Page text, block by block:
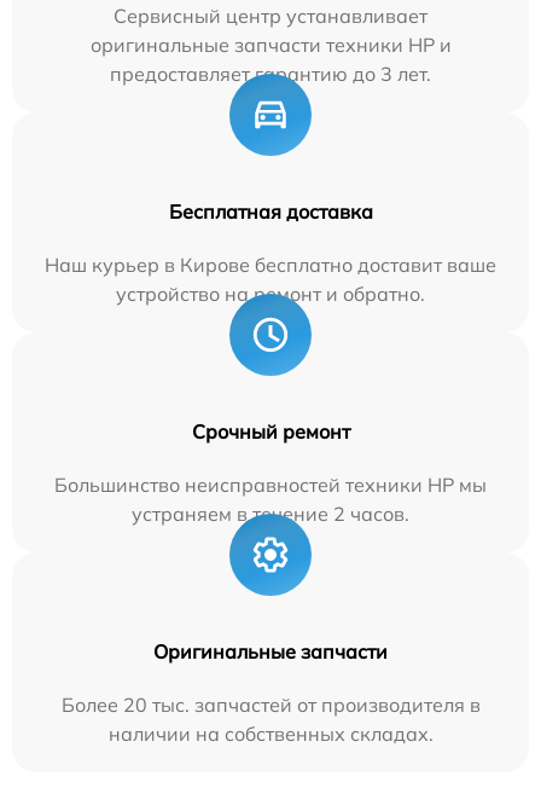
Сервисный центр устанавливает
оригинальные запчасти техники HP и
предоставляет гарантию до 3 лет.
Бесплатная доставка
Наш курьер в Кирове бесплатно доставит ваше
устройство на ремонт и обратно.
Срочный ремонт
Большинство неисправностей техники HP мы
устраняем в течение 2 часов.
Оригинальные запчасти
Более 20 тыс. запчастей от производителя в
наличии на собственных складах.